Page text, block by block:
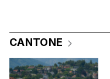
CANTONE